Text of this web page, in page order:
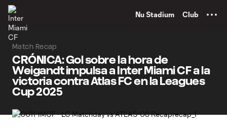
Nu Stadium Club
Match Recap
CRÓNICA: Gol sobre la hora de
Weigandt impulsa a Inter Miami CF a la
victoria contra Atlas FC en la Leagues
Cup 2025